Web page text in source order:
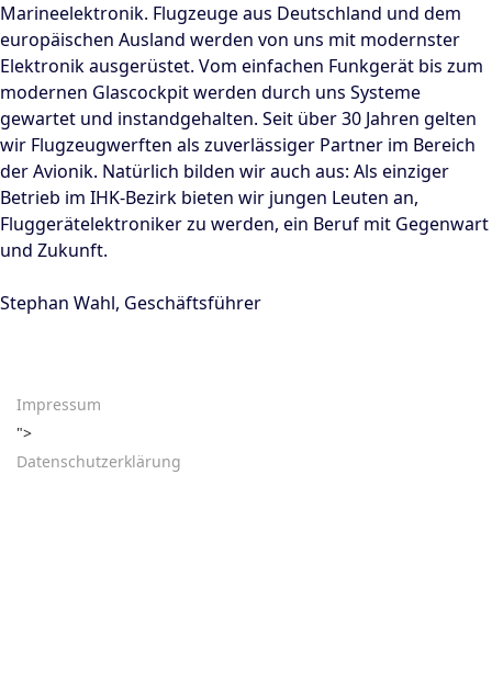
Marineelektronik. Flugzeuge aus Deutschland und dem
europäischen Ausland werden von uns mit modernster
Elektronik ausgerüstet. Vom einfachen Funkgerät bis zum
modernen Glascockpit werden durch uns Systeme
gewartet und instandgehalten. Seit über 30 Jahren gelten
wir Flugzeugwerften als zuverlässiger Partner im Bereich
der Avionik. Natürlich bilden wir auch aus: Als einziger
Betrieb im IHK-Bezirk bieten wir jungen Leuten an,
Fluggerätelektroniker zu werden, ein Beruf mit Gegenwart
und Zukunft.
Stephan Wahl, Geschäftsführer
Impressum
">
Datenschutzerklärung